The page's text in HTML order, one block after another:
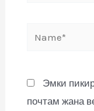
Эмки
почтам жана